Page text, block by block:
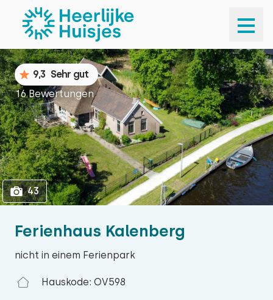
1
Ferienhaus Kalenberg
nicht in einem Ferienpark
Hauskode: OV598
9,3 Sehr gut
16 Bewertungen
43